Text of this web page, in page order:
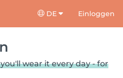
DE Einloggen
wear it every day - for